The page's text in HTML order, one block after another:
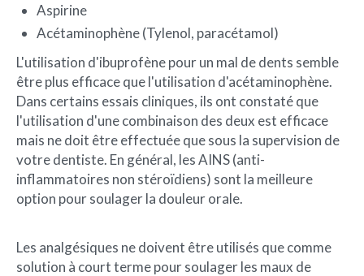
Aspirine
Acétaminophène (Tylenol, paracétamol)
L'utilisation d'ibuprofène pour un mal de dents semble
être plus efficace que l'utilisation d'acétaminophène.
Dans certains essais cliniques, ils ont constaté que
l'utilisation d'une combinaison des deux est efficace
mais ne doit être effectuée que sous la supervision de
votre dentiste. En général, les AINS (anti-
inflammatoires non stéroïdiens) sont la meilleure
option pour soulager la douleur orale.
Les analgésiques ne doivent être utilisés que comme
solution à court terme pour soulager les maux de